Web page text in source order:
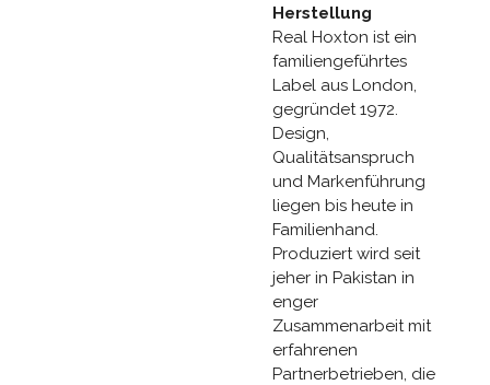
Herstellung
Real Hoxton ist ein
familiengeführtes
Label aus London,
gegründet 1972.
Design,
Qualitätsanspruch
und Markenführung
liegen bis heute in
Familienhand.
Produziert wird seit
jeher in Pakistan in
enger
Zusammenarbeit mit
erfahrenen
Partnerbetrieben, die